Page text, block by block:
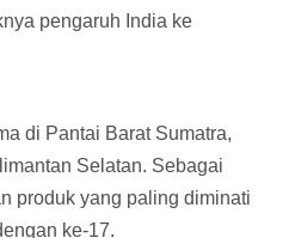
pengaruh India ke
di Pantai Barat Sumatra,
Selatan. Sebagai
produk yang paling diminati
ke-17.